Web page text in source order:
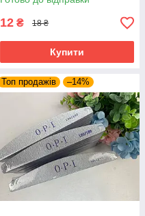
нігтів
12 ₴ 18 ₴
Купити
Топ продажів –14%